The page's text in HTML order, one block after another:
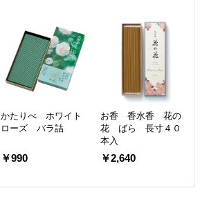
かたりべ ホワイト
ローズ バラ詰
￥990
お香 香水香 花の
花 ばら 長寸４０
本入
￥2,640